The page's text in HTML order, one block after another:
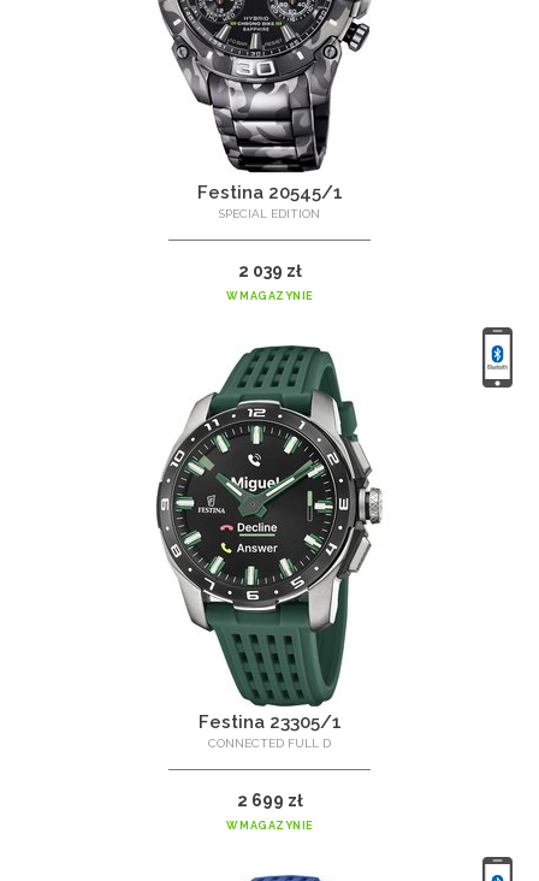
Festina 20545/1
SPECIAL EDITION
2 039 zł
W MAGAZYNIE
Festina 23305/1
CONNECTED FULL D
2 699 zł
W MAGAZYNIE